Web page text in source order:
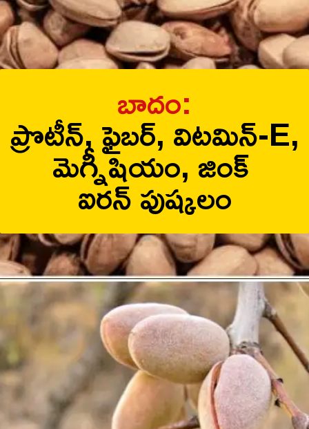
బాదం:
ప్రొటీన్, ఫైబర్, విటమిన్-E,
మెగ్నీషియం, జింక్
ఐరన్ పుష్కలం